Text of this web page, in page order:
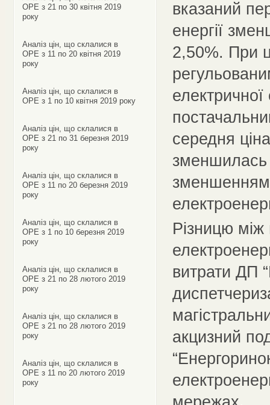
ОРЕ з 21 по 30 квітня 2019
року
Аналіз цін, що склалися в
ОРЕ з 11 по 20 квітня 2019
року
Аналіз цін, що склалися в
ОРЕ з 1 по 10 квітня 2019 року
Аналіз цін, що склалися в
ОРЕ з 21 по 31 березня 2019
року
Аналіз цін, що склалися в
ОРЕ з 11 по 20 березня 2019
року
Аналіз цін, що склалися в
ОРЕ з 1 по 10 березня 2019
року
Аналіз цін, що склалися в
ОРЕ з 21 по 28 лютого 2019
року
Аналіз цін, що склалися в
ОРЕ з 21 по 28 лютого 2019
року
Аналіз цін, що склалися в
ОРЕ з 11 по 20 лютого 2019
року
вказаний
енергії
2,50%. При
середня
зменшенням
Різницю між
витрати ДП
акцизний